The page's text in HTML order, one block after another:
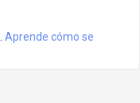
Aprende cómo se